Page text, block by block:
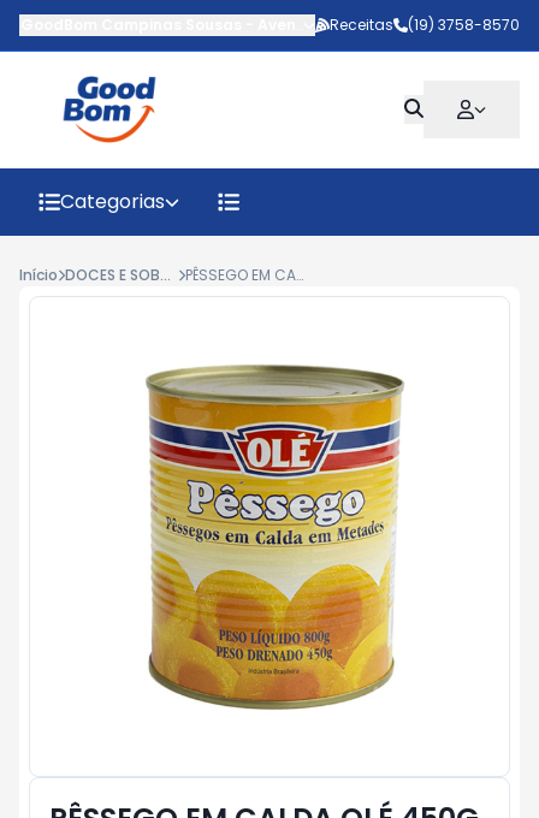
Avenida Antônio Carlos Couto de
Receitas (19) 3758-8570
Categorias
Início DOCES E SOBREMESAS PÊSSEGO EM CALDA OLÉ 450G